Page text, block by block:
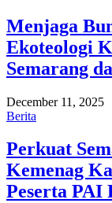
Menjaga
Ekoteologi
Semarang
December 11, 2025
Berita
Perkuat
Kemenag
Peserta PAI